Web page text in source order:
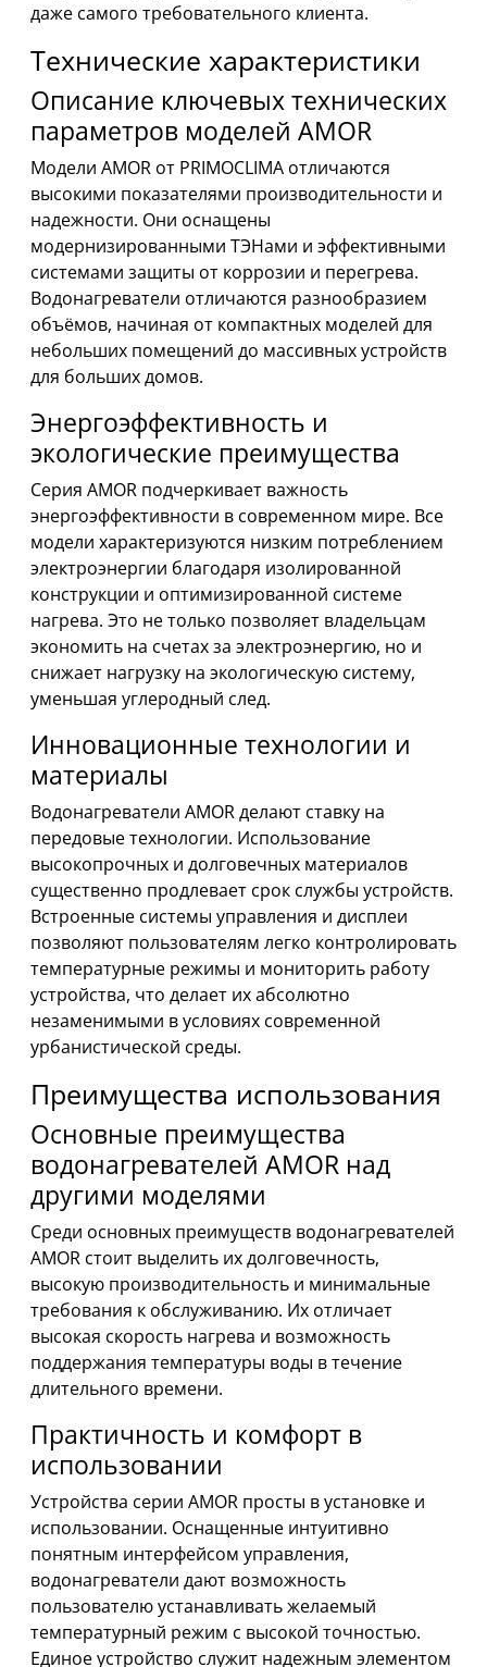
даже самого требовательного клиента.
Технические характеристики
Описание ключевых технических
параметров моделей AMOR
Модели AMOR от PRIMOCLIMA отличаются
высокими показателями производительности и
надежности. Они оснащены
модернизированными ТЭНами и эффективными
системами защиты от коррозии и перегрева.
Водонагреватели отличаются разнообразием
объёмов, начиная от компактных моделей для
небольших помещений до массивных устройств
для больших домов.
Энергоэффективность и
экологические преимущества
Серия AMOR подчеркивает важность
энергоэффективности в современном мире. Все
модели характеризуются низким потреблением
электроэнергии благодаря изолированной
конструкции и оптимизированной системе
нагрева. Это не только позволяет владельцам
экономить на счетах за электроэнергию, но и
снижает нагрузку на экологическую систему,
уменьшая углеродный след.
Инновационные технологии и
материалы
Водонагреватели AMOR делают ставку на
передовые технологии. Использование
высокопрочных и долговечных материалов
существенно продлевает срок службы устройств.
Встроенные системы управления и дисплеи
позволяют пользователям легко контролировать
температурные режимы и мониторить работу
устройства, что делает их абсолютно
незаменимыми в условиях современной
урбанистической среды.
Преимущества использования
Основные преимущества
водонагревателей AMOR над
другими моделями
Среди основных преимуществ водонагревателей
AMOR стоит выделить их долговечность,
высокую производительность и минимальные
требования к обслуживанию. Их отличает
высокая скорость нагрева и возможность
поддержания температуры воды в течение
длительного времени.
Практичность и комфорт в
использовании
Устройства серии AMOR просты в установке и
использовании. Оснащенные интуитивно
понятным интерфейсом управления,
водонагреватели дают возможность
пользователю устанавливать желаемый
температурный режим с высокой точностью.
Единое устройство служит надежным элементом